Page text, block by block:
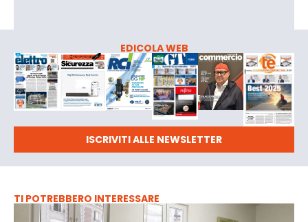
EDICOLA WEB
ISCRIVITI ALLE NEWSLETTER
TI POTREBBERO INTERESSARE